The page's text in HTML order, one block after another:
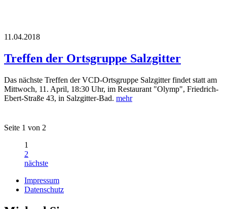
11.04.2018
Treffen der Ortsgruppe Salzgitter
Das nächste Treffen der VCD-Ortsgruppe Salzgitter findet statt am
Mittwoch, 11. April, 18:30 Uhr, im Restaurant "Olymp", Friedrich-
Ebert-Straße 43, in Salzgitter-Bad. mehr
Seite 1 von 2
1
2
nächste
Impressum
Datenschutz